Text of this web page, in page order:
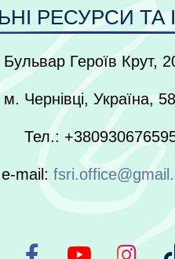
РЕСУРСИ ТА
Бульвар Героїв Крут,
м. Чернівці, Україна,
Тел.:
e-mail: